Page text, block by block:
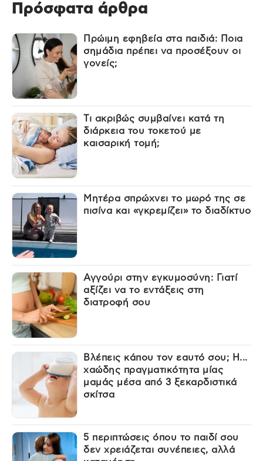
Πρόσφατα άρθρα
Πρώιμη εφηβεία στα παιδιά: Ποια
σημάδια πρέπει να προσέξουν οι
γονείς;
Τι ακριβώς συμβαίνει κατά τη
διάρκεια του τοκετού με
καισαρική τομή;
Μητέρα σπρώχνει το μωρό της σε
πισίνα και «γκρεμίζει» το διαδίκτυο
Αγγούρι στην εγκυμοσύνη: Γιατί
αξίζει να το εντάξεις στη
διατροφή σου
Βλέπεις κάπου τον εαυτό σου; Η...
χαώδης πραγματικότητα μίας
μαμάς μέσα από 3 ξεκαρδιστικά
σκίτσα
5 περιπτώσεις όπου το παιδί σου
δεν χρειάζεται συνέπειες, αλλά